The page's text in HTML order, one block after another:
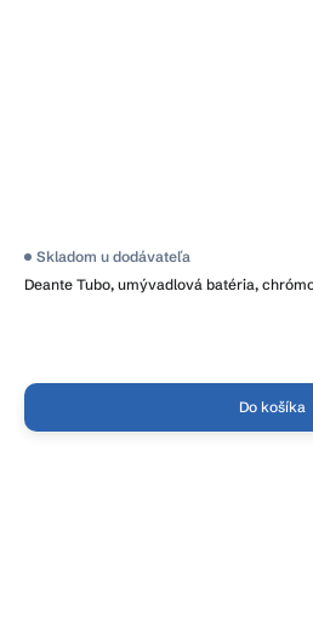
Deante Tubo, umývadlová batéria,
Skladom u dodávateľa
Do košíka